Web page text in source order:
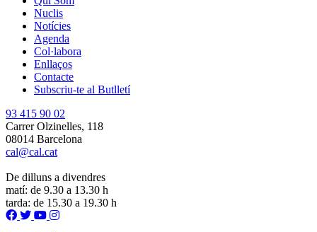
Nuclis
Notícies
Agenda
Col·labora
Enllaços
Contacte
Subscriu-te al Butlletí
93 415 90 02
Carrer Olzinelles, 118
08014 Barcelona
cal@cal.cat
De dilluns a divendres
matí: de 9.30 a 13.30 h
tarda: de 15.30 a 19.30 h